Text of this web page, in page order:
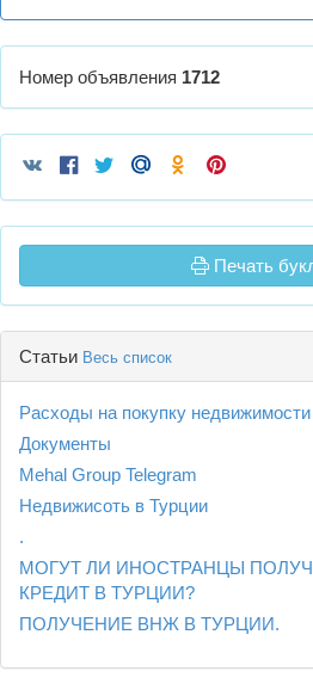
Номер объявления 1712
Печать
Статьи Весь список
Расходы на покупку
Документы
Mehal Group Telegram
Недвижисоть в Турции
.
МОГУТ ЛИ ИНОСТРАНЦЫ
КРЕДИТ В ТУРЦИИ?
ПОЛУЧЕНИЕ ВНЖ В ТУРЦИИ.